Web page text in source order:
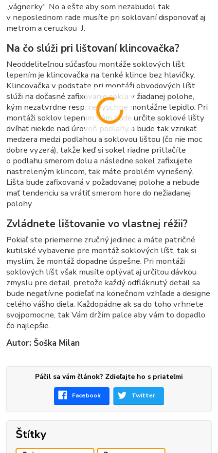
„vágnerky“. No a ešte aby som nezabudol tak
v neposlednom rade musíte pri soklovaní disponovať aj
metrom a ceruzkou J.
Na čo slúži pri lištovaní klincovačka?
Neoddeliteľnou súčasťou montáže soklových líšt
lepením je klincovačka na tenké klince bez hlavičky.
Klincovačka v podstate pri montáži obvodových líšt
slúži na dočasné zafixovanie sokla v žiadanej polohe,
kým nezatvrdne resp. nevyschne montážne lepidlo. Pri
montáži soklov lepením Vám bude určite soklové lišty
dvíhať niekde nad úroveň podlahy a bude tak vznikať
medzera medzi podlahou a soklovou lištou (čo nie moc
dobre vyzerá), takže keď si sokel riadne pritlačíte
o podlahu smerom dolu a následne sokel zafixujete
nastreleným klincom, tak máte problém vyriešený.
Lišta bude zafixovaná v požadovanej polohe a nebude
mať tendenciu sa vrátiť smerom hore do nežiadanej
polohy.
Zvládnete lištovanie vo vlastnej réžii?
Pokiaľ ste priemerne zručný jedinec a máte patričné
kutilské vybavenie pre montáž soklových líšt, tak si
myslím, že montáž dopadne úspešne. Pri montáži
soklových líšt však musíte oplývať aj určitou dávkou
zmyslu pre detail, pretože každý odfláknutý detail sa
bude negatívne podieľať na konečnom vzhľade a designe
celého vášho diela. Každopádne ak sa do toho vrhnete
svojpomocne, tak Vám držím palce aby vám to dopadlo
čo najlepšie.
Autor: Šoška Milan
Páčil sa vám článok? Zdieľajte ho s priateľmi
Facebook Twitter
Štítky